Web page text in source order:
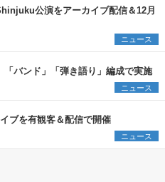
公演をアーカイブ配信＆12月
ニュース
バンド」「弾き語り」編成で実施
ニュース
ブを有観客＆配信で開催
ニュース